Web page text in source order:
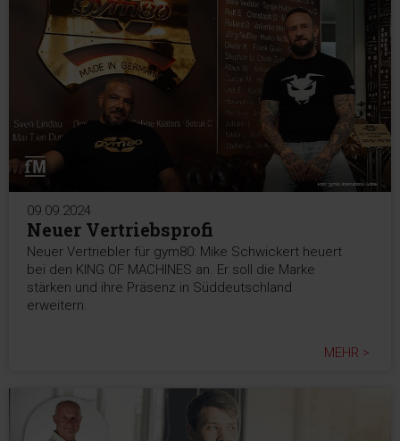
09.09.2024
Neuer Vertriebsprofi
Neuer Vertriebler für gym80: Mike Schwickert heuert
bei den KING OF MACHINES an. Er soll die Marke
stärken und ihre Präsenz in Süddeutschland
erweitern.
MEHR >